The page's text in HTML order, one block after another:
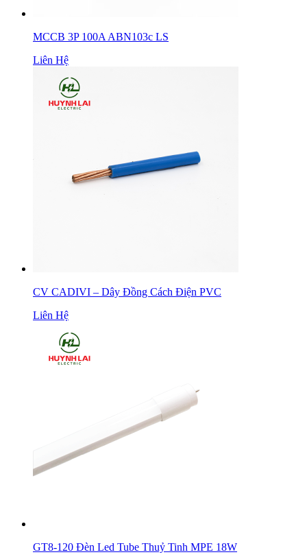
MCCB 3P 100A ABN103c LS
Liên Hệ
CV CADIVI – Dây Đồng Cách Điện PVC
Liên Hệ
GT8-120 Đèn Led Tube Thuỷ Tinh MPE 18W